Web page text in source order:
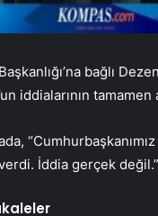
bağlı
iddialarının
İddia gerçek